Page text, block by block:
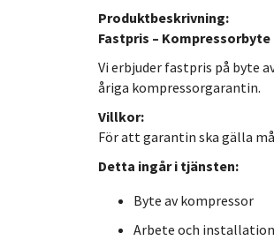
Produktbeskrivning:
Fastpris –
Vi erbjuder fastpris på byte
åriga kompressorgarantin.
Villkor:
För att garantin ska gälla
Detta ingår i tjänsten:
Byte av kompressor
Arbete och